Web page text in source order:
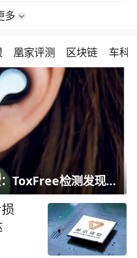
多
凰家评测 区块链 车科
81款主流耳机全军覆没：ToxFree检测发现均含对人体有害化学物质